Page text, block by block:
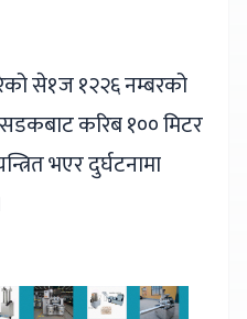
से१ज १२२६ नम्बरको
करिब १०० मिटर
भएर दुर्घटनामा